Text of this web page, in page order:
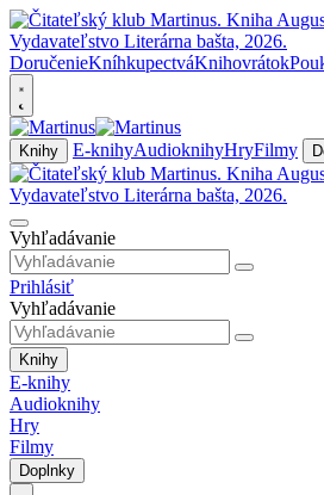
DoručenieKníhkupectváKnihovrátok
Knihy E-knihyAudioknihyHryFilmy
Vyhľadávanie
Prihlásiť
Vyhľadávanie
Knihy
E-knihy
Audioknihy
Hry
Filmy
Doplnky